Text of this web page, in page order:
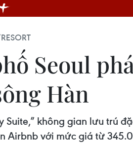
Seoul
Hàn
Suite,” không gian lưu trú
Airbnb với mức giá từ